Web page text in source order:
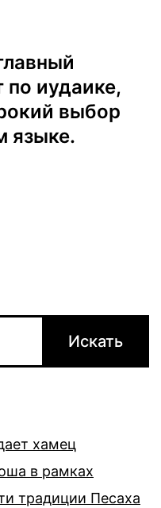
по иудаике,
выбор
языке.
хамец
в рамках
традиции Песаха